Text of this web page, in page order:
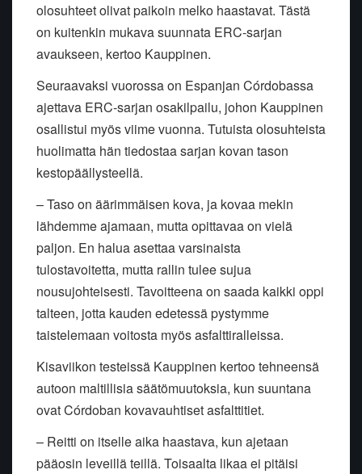
olosuhteet olivat paikoin melko haastavat. Tästä
on kuitenkin mukava suunnata ERC-sarjan
avaukseen, kertoo Kauppinen.
Seuraavaksi vuorossa on Espanjan Córdobassa
ajettava ERC-sarjan osakilpailu, johon Kauppinen
osallistui myös viime vuonna. Tutuista olosuhteista
huolimatta hän tiedostaa sarjan kovan tason
kestopäällysteellä.
– Taso on äärimmäisen kova, ja kovaa mekin
lähdemme ajamaan, mutta opittavaa on vielä
paljon. En halua asettaa varsinaista
tulostavoitetta, mutta rallin tulee sujua
nousujohteisesti. Tavoitteena on saada kaikki oppi
talteen, jotta kauden edetessä pystymme
taistelemaan voitosta myös asfalttiralleissa.
Kisaviikon testeissä Kauppinen kertoo tehneensä
autoon maltillisia säätömuutoksia, kun suuntana
ovat Córdoban kovavauhtiset asfalttitiet.
– Reitti on itselle aika haastava, kun ajetaan
pääosin leveillä teillä. Toisaalta likaa ei pitäisi